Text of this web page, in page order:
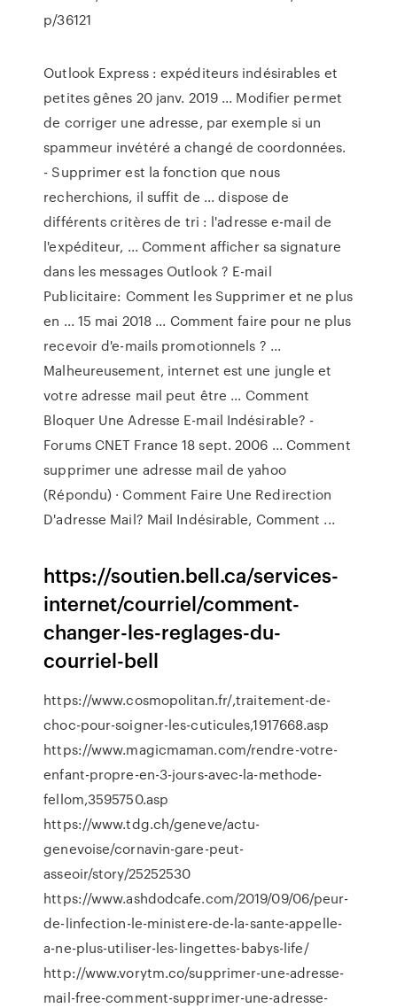
p/36121
Outlook Express : expéditeurs indésirables et
petites gênes 20 janv. 2019 ... Modifier permet
de corriger une adresse, par exemple si un
spammeur invétéré a changé de coordonnées.
- Supprimer est la fonction que nous
recherchions, il suffit de ... dispose de
différents critères de tri : l'adresse e-mail de
l'expéditeur, ... Comment afficher sa signature
dans les messages Outlook ? E-mail
Publicitaire: Comment les Supprimer et ne plus
en ... 15 mai 2018 ... Comment faire pour ne plus
recevoir d'e-mails promotionnels ? ...
Malheureusement, internet est une jungle et
votre adresse mail peut être ... Comment
Bloquer Une Adresse E-mail Indésirable? -
Forums CNET France 18 sept. 2006 ... Comment
supprimer une adresse mail de yahoo
(Répondu) · Comment Faire Une Redirection
D'adresse Mail? Mail Indésirable, Comment ...
https://soutien.bell.ca/services-
internet/courriel/comment-
changer-les-reglages-du-
courriel-bell
https://www.cosmopolitan.fr/,traitement-de-
choc-pour-soigner-les-cuticules,1917668.asp
https://www.magicmaman.com/rendre-votre-
enfant-propre-en-3-jours-avec-la-methode-
fellom,3595750.asp
https://www.tdg.ch/geneve/actu-
genevoise/cornavin-gare-peut-
asseoir/story/25252530
https://www.ashdodcafe.com/2019/09/06/peur-
de-linfection-le-ministere-de-la-sante-appelle-
a-ne-plus-utiliser-les-lingettes-babys-life/
http://www.vorytm.co/supprimer-une-adresse-
mail-free-comment-supprimer-une-adresse-